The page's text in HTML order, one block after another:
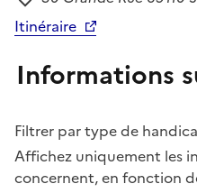
Adresse
Itinéraire
Informations
Filtrer par type de
Affichez uniquement les
concernent, en fonction